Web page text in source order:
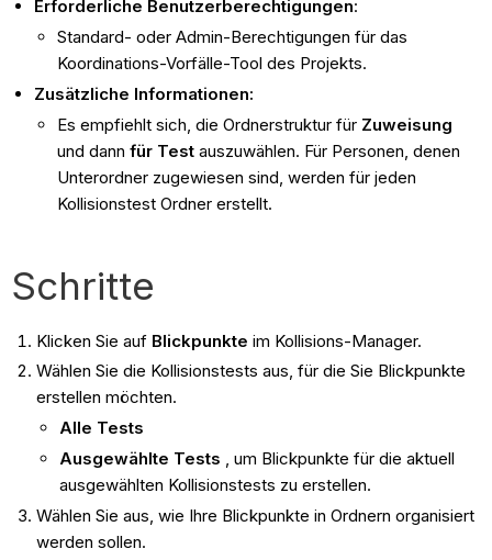
Erforderliche Benutzerberechtigungen:
Standard- oder Admin-Berechtigungen für das
Koordinations-Vorfälle-Tool des Projekts.
Zusätzliche Informationen:
Es empfiehlt sich, die Ordnerstruktur für Zuweisung
und dannfür Test auszuwählen. Für Personen, denen
Unterordner zugewiesen sind, werden für jeden
Kollisionstest Ordner erstellt.
Schritte
Klicken Sie auf Blickpunkte im Kollisions-Manager.
Wählen Sie die Kollisionstests aus, für die Sie Blickpunkte
erstellen möchten.
Alle Tests
Ausgewählte Tests , um Blickpunkte für die aktuell
ausgewählten Kollisionstests zu erstellen.
Wählen Sie aus, wie Ihre Blickpunkte in Ordnern organisiert
werden sollen.